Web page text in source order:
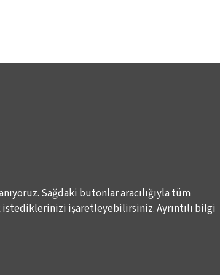
Sağdaki butonlar aracılığıyla tüm
işaretleyebilirsiniz. Ayrıntılı bilgi